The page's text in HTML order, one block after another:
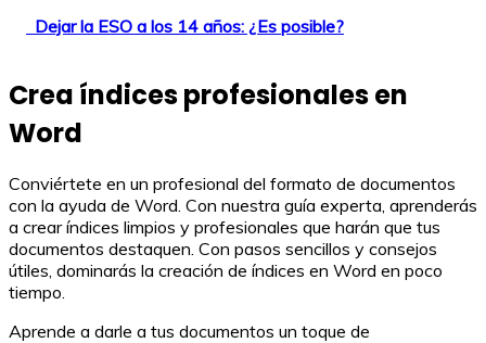
Dejar la ESO a los 14 años: ¿Es posible?
Crea índices profesionales en
Word
Conviértete en un profesional del formato de documentos
con la ayuda de Word. Con nuestra guía experta, aprenderás
a crear índices limpios y profesionales que harán que tus
documentos destaquen. Con pasos sencillos y consejos
útiles, dominarás la creación de índices en Word en poco
tiempo.
Aprende a darle a tus documentos un toque de